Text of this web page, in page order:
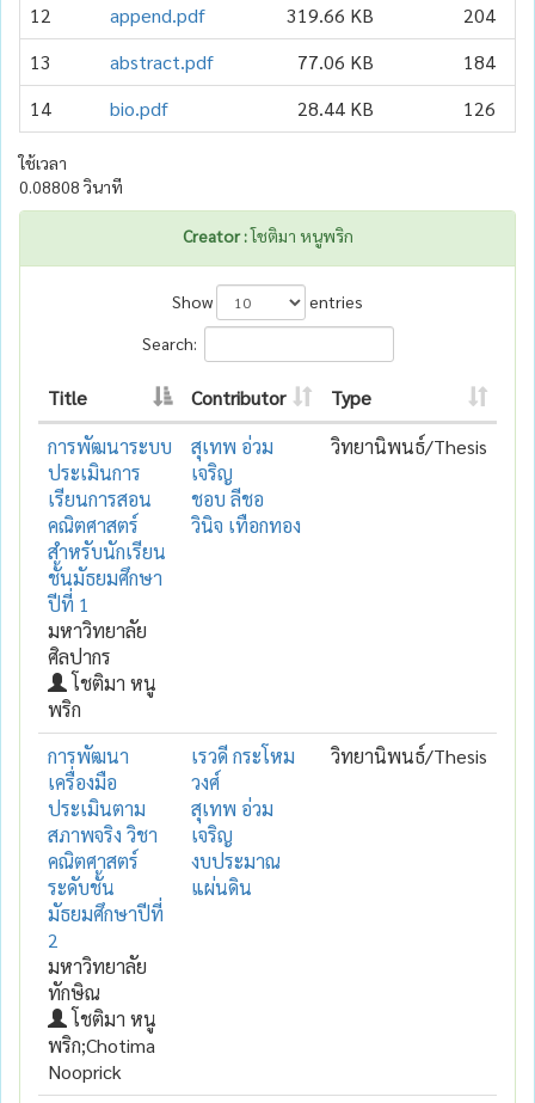
12
append.pdf 319.66 KB 204
13
abstract.pdf 77.06 KB 184
14
bio.pdf 28.44 KB 126
ใช้เวลา
0.08808 วินาที
Creator :โชติมา หนูพริก
Show
entries
Search:
Title Contributor
Type
การพัฒนาระบบ
ประเมินการ
เรียนการสอน
คณิตศาสตร์
สำหรับนักเรียน
ชั้นมัธยมศึกษา
ปีที่ 1
มหาวิทยาลัย
ศิลปากร
โชติมา หนู
พริก
สุเทพ อ่วม
เจริญ
ชอบ ลีชอ
วินิจ เทือกทอง
วิทยานิพนธ์/Thesis
การพัฒนา
เครื่องมือ
ประเมินตาม
สภาพจริง วิชา
คณิตศาสตร์
ระดับชั้น
มัธยมศึกษาปีที่
2
มหาวิทยาลัย
ทักษิณ
โชติมา หนู
พริก;Chotima
Nooprick
เรวดี กระโหม
วงศ์
สุเทพ อ่วม
เจริญ
งบประมาณ
แผ่นดิน
วิทยานิพนธ์/Thesis